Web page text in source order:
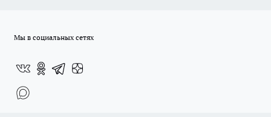
Мы в социальных сетях